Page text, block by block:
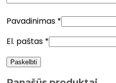
Pavadinimas *
El. paštas *